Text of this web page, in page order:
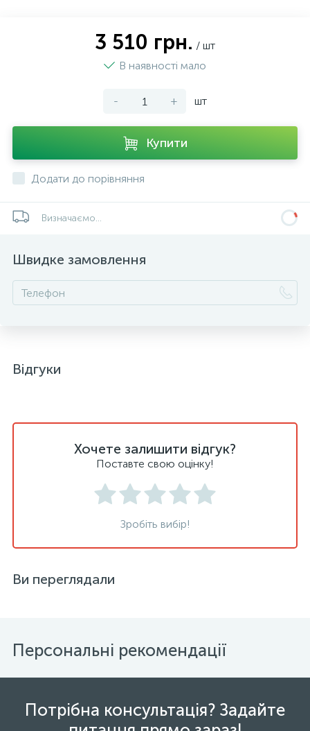
3 510 грн. / шт
В наявності мало
- + шт
Купити
Додати до порівняння
Визначаємо...
Швидке замовлення
Відгуки
Хочете залишити відгук?
Поставте свою оцінку!
Зробіть вибір!
Ви переглядали
Персональні рекомендації
Потрібна консультація? Задайте